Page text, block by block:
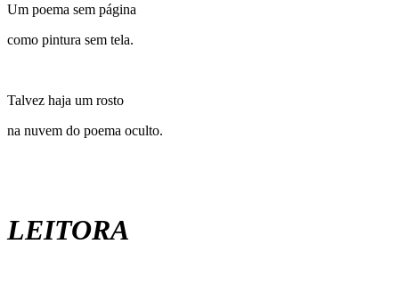
Um poema sem página
como pintura sem tela.
Talvez haja um rosto
na nuvem do poema oculto.
LEITORA